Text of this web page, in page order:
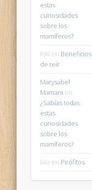
estas
curiosidades
sobre los
mamíferos?
Riki en Beneficios
de reir
Marysabel
Mamani en
¿Sabías todas
estas
curiosidades
sobre los
mamíferos?
lala en Pirófitos